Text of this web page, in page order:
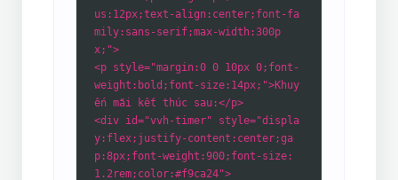
us:12px;text-align:center;font-fa
mily:sans-serif;max-width:300p
x;">
<p style="margin:0 0 10px 0;font-
weight:bold;font-size:14px;">Khuy
ến mãi kết thúc sau:</p>
<div id="vvh-timer" style="displa
y:flex;justify-content:center;ga
p:8px;font-weight:900;font-size:
1.2rem;color:#f9ca24">